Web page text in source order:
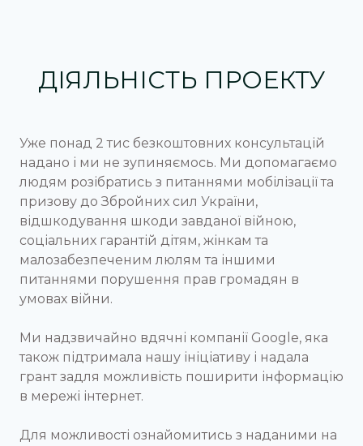
ДІЯЛЬНІСТЬ ПРОЕКТУ
Уже понад 2 тис безкоштовних консультацій
надано і ми не зупиняємось. Ми допомагаємо
людям розібратись з питаннями мобілізації та
призову до Збройних сил України,
відшкодування шкоди завданої війною,
соціальних гарантій дітям, жінкам та
малозабезпеченим люлям та іншими
питаннями порушення прав громадян в
умовах війни.
Ми надзвичайно вдячні компанії Google, яка
також підтримала нашу ініціативу і надала
грант задля можливість поширити інформацію
в мережі інтернет.
Для можливості ознайомитись з наданими на